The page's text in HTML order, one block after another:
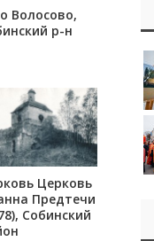
Волосово,
р-н
Церковь
Предтечи
Собинский